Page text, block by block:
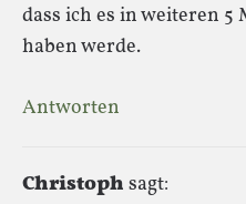
dass ich es in weiteren
haben werde.
Antworten
Christoph sagt: